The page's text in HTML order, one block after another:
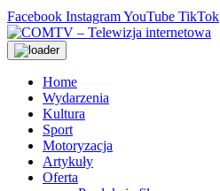
Facebook InstagramYouTube TikTok
Home
Wydarzenia
Kultura
Sport
Motoryzacja
Artykuły
Oferta